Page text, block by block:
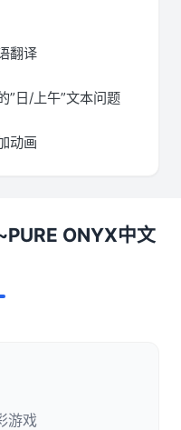
翻译
”日/上午”文本问题
动画
ONYX中文
游戏